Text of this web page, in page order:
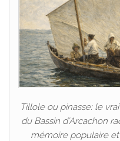
Tillole ou pinasse: le
du Bassin d’Arcachon
mémoire populaire